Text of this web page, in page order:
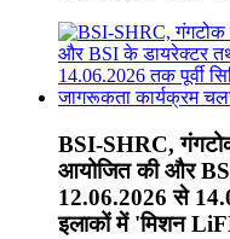
BSI-SHRC,
आयोजित की और
12.06.2026 से
इलाकों में 'मिशन